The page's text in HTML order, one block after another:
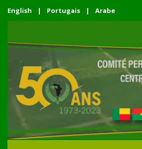
English | Portugais | Arabe